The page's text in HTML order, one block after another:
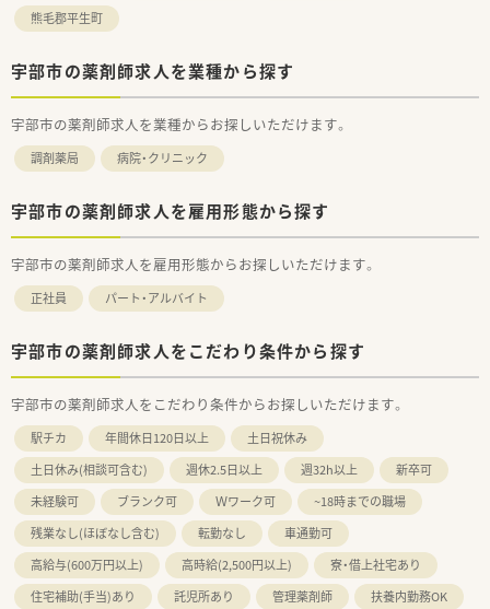
＜こんな方にもおすすめ＞
■プライベートと両立しながらメリハリをつけて勤務したい方
熊毛郡平生町
宇部市の薬剤師求人を業種から探す
宇部市の薬剤師求人を業種からお探しいただけます。
調剤薬局 病院・クリニック
宇部市の薬剤師求人を雇用形態から探す
宇部市の薬剤師求人を雇用形態からお探しいただけます。
正社員 パート・アルバイト
宇部市の薬剤師求人をこだわり条件から探す
宇部市の薬剤師求人をこだわり条件からお探しいただけます。
駅チカ 年間休日120日以上
土日祝休み
土日休み(相談可含む)
週休2.5日以上 週32h以上
新卒可
未経験可
ブランク可 Ｗワーク可
~18時までの職場
残業なし(ほぼなし含む)
転勤なし
車通勤可
高給与(600万円以上)
高時給(2,500円以上)
寮・借上社宅あり
住宅補助(手当)あり
託児所あり 管理薬剤師
扶養内勤務OK